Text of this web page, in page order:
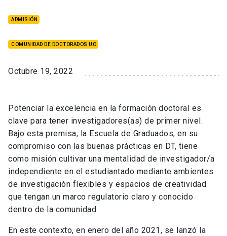
ADMISIÓN
COMUNIDAD DE DOCTORADOS UC
Octubre 19, 2022
Potenciar la excelencia en la formación doctoral es
clave para tener investigadores(as) de primer nivel.
Bajo esta premisa, la Escuela de Graduados, en su
compromiso con las buenas prácticas en DT, tiene
como misión cultivar una mentalidad de investigador/a
independiente en el estudiantado mediante ambientes
de investigación flexibles y espacios de creatividad
que tengan un marco regulatorio claro y conocido
dentro de la comunidad.
En este contexto, en enero del año 2021, se lanzó la